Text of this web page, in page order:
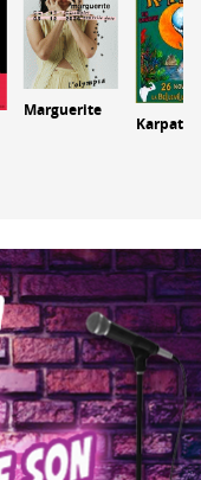
Marguerite
Karpatt